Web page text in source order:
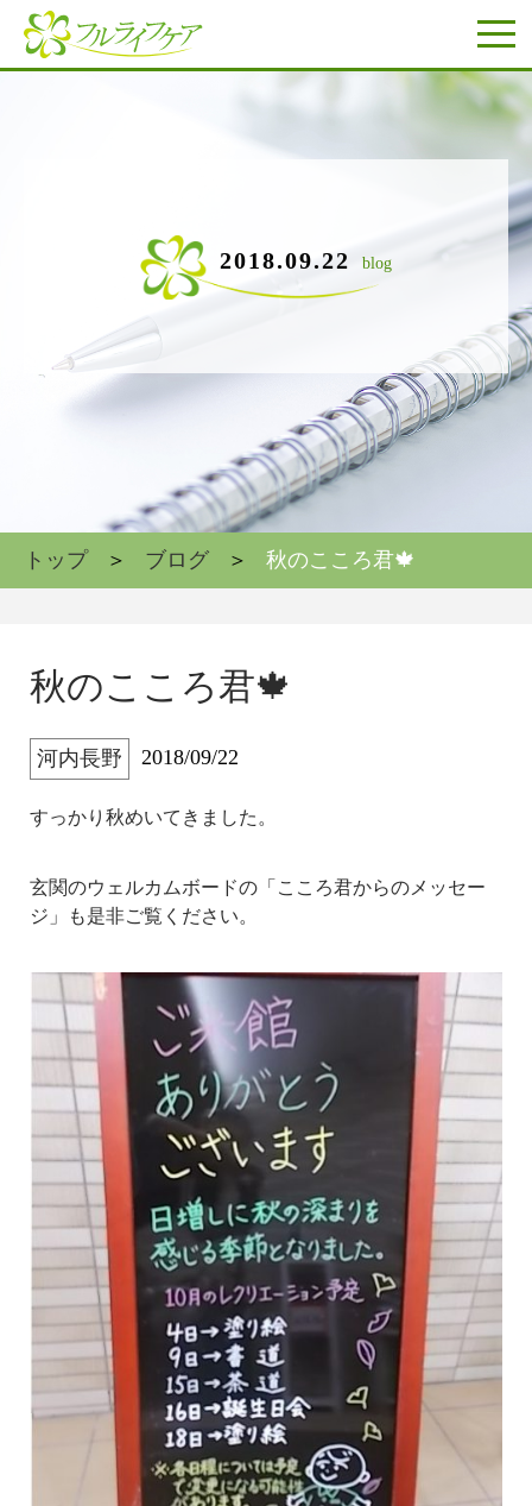
2018.09.22 blog
トップ ブログ 秋のこころ君🍁
秋のこころ君🍁
河内長野 2018/09/22
すっかり秋めいてきました。
玄関のウェルカムボードの「こころ君からのメッセー
ジ」も是非ご覧ください。